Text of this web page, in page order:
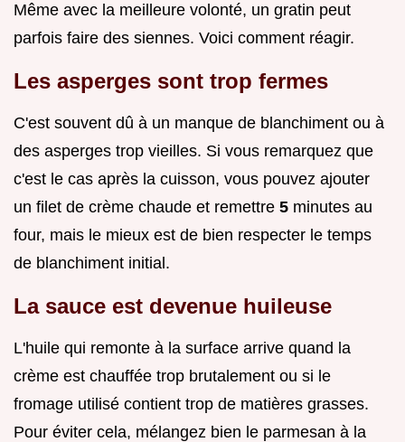
Même avec la meilleure volonté, un gratin peut
parfois faire des siennes. Voici comment réagir.
Les asperges sont trop fermes
C'est souvent dû à un manque de blanchiment ou à
des asperges trop vieilles. Si vous remarquez que
c'est le cas après la cuisson, vous pouvez ajouter
un filet de crème chaude et remettre 5 minutes au
four, mais le mieux est de bien respecter le temps
de blanchiment initial.
La sauce est devenue huileuse
L'huile qui remonte à la surface arrive quand la
crème est chauffée trop brutalement ou si le
fromage utilisé contient trop de matières grasses.
Pour éviter cela, mélangez bien le parmesan à la